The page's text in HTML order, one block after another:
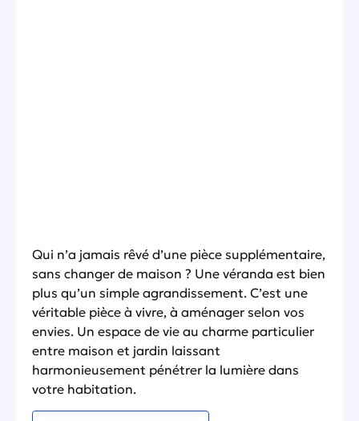
Qui n’a jamais rêvé d’une pièce supplémentaire,
sans changer de maison ? Une véranda est bien
plus qu’un simple agrandissement. C’est une
véritable pièce à vivre, à aménager selon vos
envies. Un espace de vie au charme particulier
entre maison et jardin laissant
harmonieusement pénétrer la lumière dans
votre habitation.